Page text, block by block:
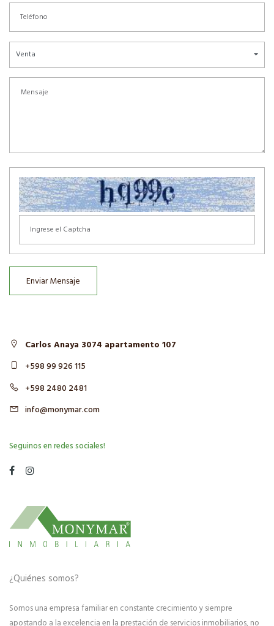
Venta
Enviar Mensaje
Carlos Anaya 3074 apartamento 107
+598 99 926 115
+598 2480 2481
info@monymar.com
Seguinos en redes sociales!
¿Quiénes somos?
Somos una empresa familiar en constante crecimiento y siempre
apostando a la excelencia en la prestación de servicios inmobiliarios, no